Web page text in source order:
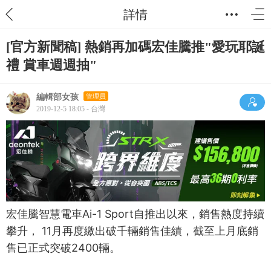
詳情
[官方新聞稿] 熱銷再加碼宏佳騰推"愛玩耶誕
禮 賞車週週抽"
編輯部女孩 管理員
2019-12-5 18:05 - 台灣
宏佳騰智慧電車Ai-1 Sport自推出以來，銷售熱度持續
攀升， 11月再度繳出破千輛銷售佳績，截至上月底銷
售已正式突破2400輛。